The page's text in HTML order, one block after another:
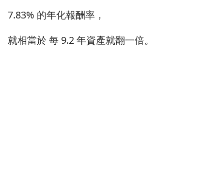
7.83% 的年化報酬率，
就相當於 每 9.2 年資產就翻一倍。